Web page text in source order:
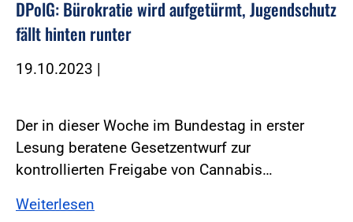
DPolG: Bürokratie wird aufgetürmt, Jugendschutz
fällt hinten runter
19.10.2023 |
Der in dieser Woche im Bundestag in erster
Lesung beratene Gesetzentwurf zur
kontrollierten Freigabe von Cannabis…
Weiterlesen